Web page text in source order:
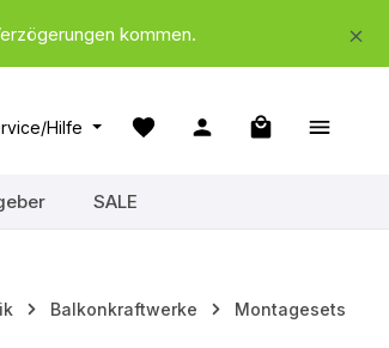
kommen.
Hilfe
Warenkorb
SALE
Balkonkraftwerke Montagesets